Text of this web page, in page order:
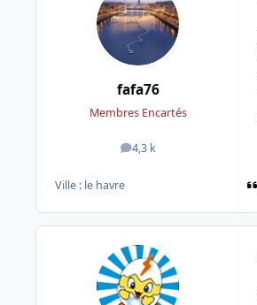
fafa76
Membres Encartés
4,3 k
messages
Ville : le havre